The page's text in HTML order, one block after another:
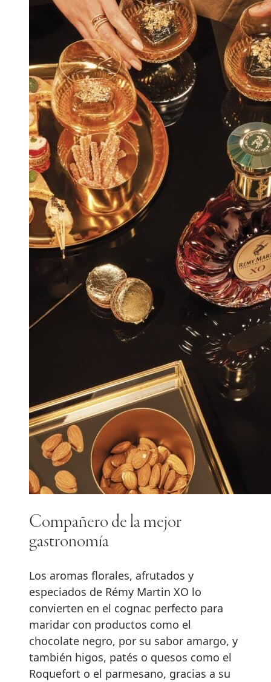
Compañero de la mejor
gastronomía
Los aromas florales, afrutados y
especiados de Rémy Martin XO lo
convierten en el cognac perfecto para
maridar con productos como el
chocolate negro, por su sabor amargo, y
también higos, patés o quesos como el
Roquefort o el parmesano, gracias a su